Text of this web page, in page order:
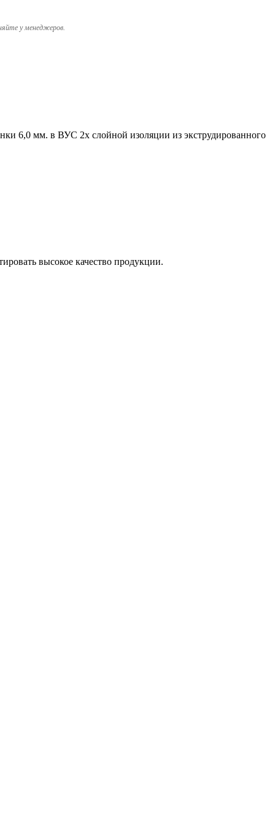
у менеджеров.
6,0 мм. в ВУС 2х слойной изоляции из экструдированного
высокое качество продукции.